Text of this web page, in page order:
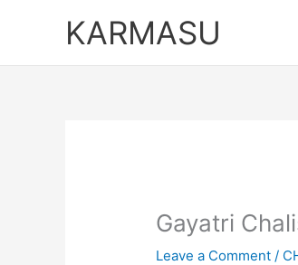
KARMASU
Gayatri
Leave a Comment /